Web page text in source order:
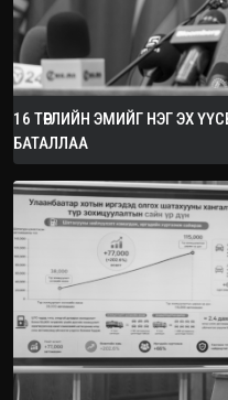
16 ТӨРЛИЙН ЭМИЙГ НЭГ ЭХ
БАТАЛЛАА